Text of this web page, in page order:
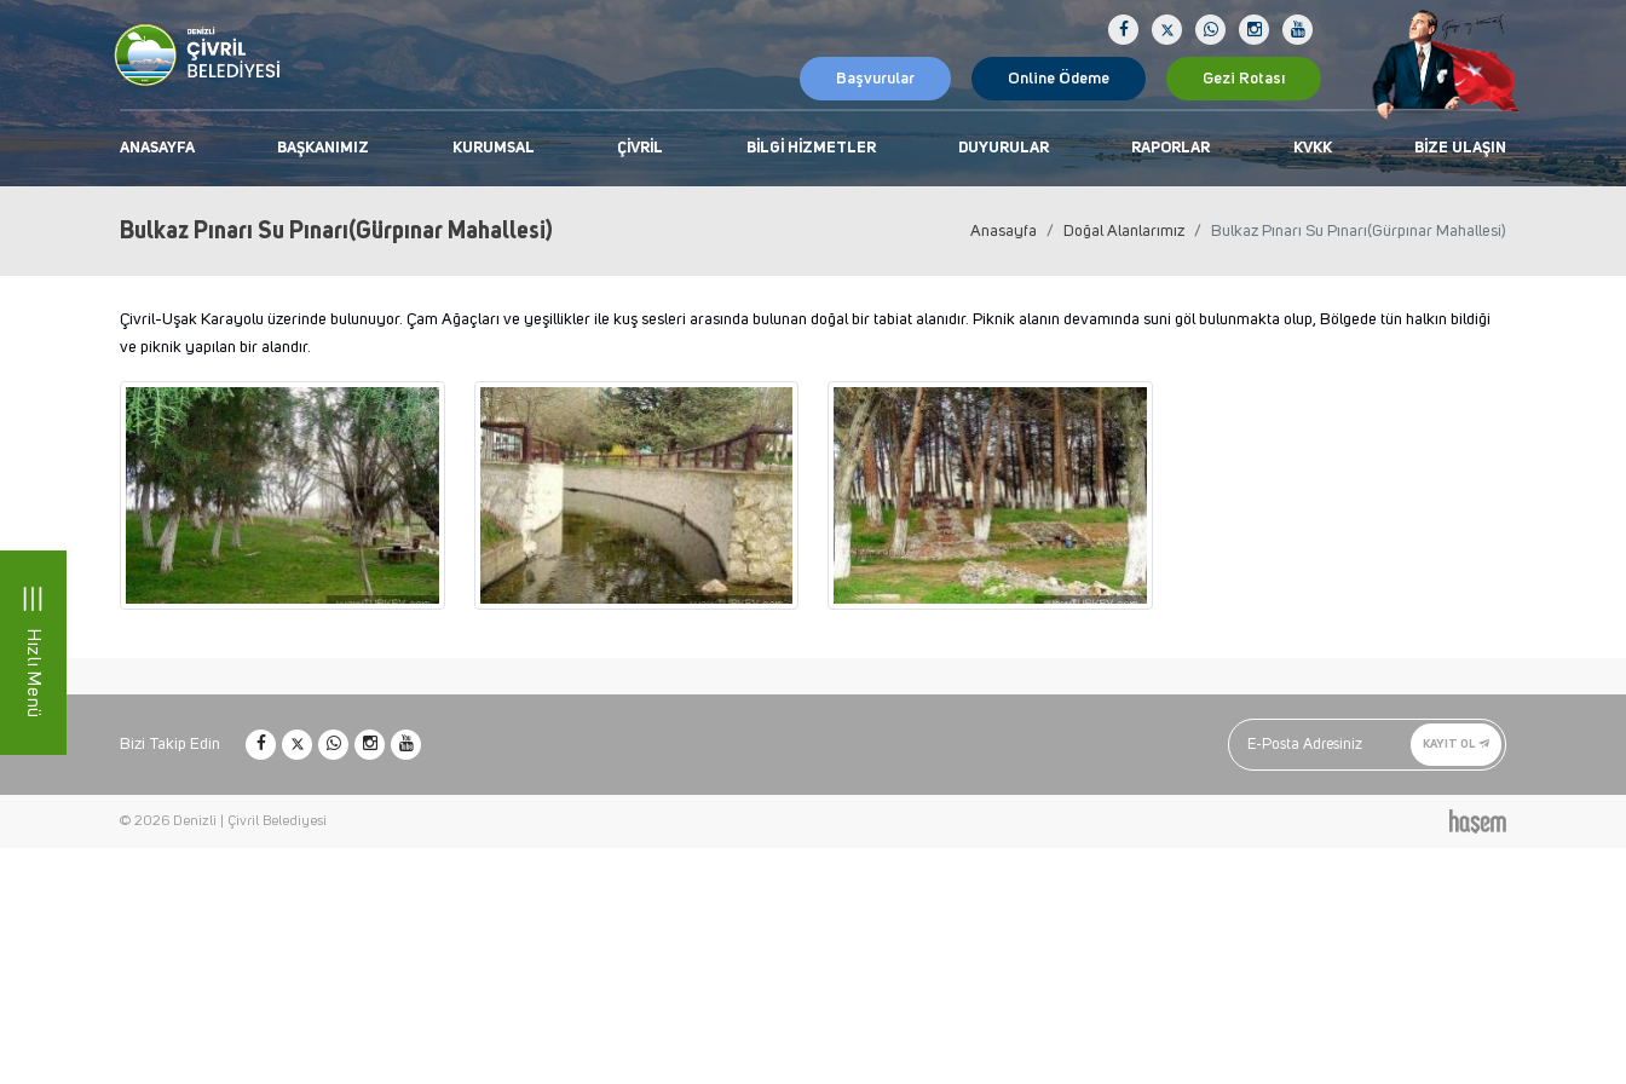
Hızlı Menü
Başvurular Online Ödeme Gezi Rotası
ANASAYFA BAŞKANIMIZ KURUMSAL ÇIVRIL BILGI HIZMETLER DUYURULAR RAPORLAR KVKK BIZE ULAŞIN
Bulkaz Pınarı Su Pınarı(Gürpınar Mahallesi) Anasayfa Doğal Alanlarımız Bulkaz Pınarı Su Pınarı(Gürpınar Mahallesi)
Çivril-Uşak Karayolu üzerinde bulunuyor. Çam Ağaçları ve yeşillikler ile kuş sesleri arasında bulunan doğal bir tabiat alanıdır. Piknik alanın devamında suni göl bulunmakta olup, Bölgede tün halkın bildiği
ve piknik yapılan bir alandır.
Bizi Takip Edin KAYIT OL
© 2026 Denizli | Çivril Belediyesi